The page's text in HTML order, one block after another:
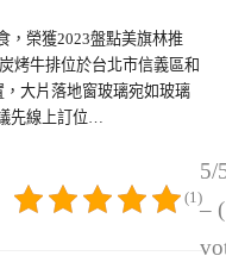
，榮獲2023盤點美旗林推
烤牛排位於台北市信義區和
大片落地窗玻璃宛如玻璃
先線上訂位…
5/
–
(1)